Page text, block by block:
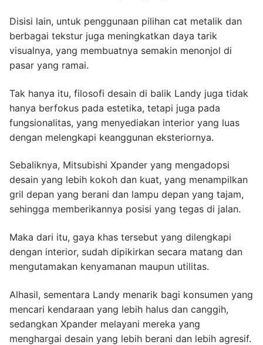
Disisi lain, untuk penggunaan pilihan cat metalik dan
berbagai tekstur juga meningkatkan daya tarik
visualnya, yang membuatnya semakin menonjol di
pasar yang ramai.
Tak hanya itu, filosofi desain di balik Landy juga tidak
hanya berfokus pada estetika, tetapi juga pada
fungsionalitas, yang menyediakan interior yang luas
dengan melengkapi keanggunan eksteriornya.
Sebaliknya, Mitsubishi Xpander yang mengadopsi
desain yang lebih kokoh dan kuat, yang menampilkan
gril depan yang berani dan lampu depan yang tajam,
sehingga memberikannya posisi yang tegas di jalan.
Maka dari itu, gaya khas tersebut yang dilengkapi
dengan interior, sudah dipikirkan secara matang dan
mengutamakan kenyamanan maupun utilitas.
Alhasil, sementara Landy menarik bagi konsumen yang
mencari kendaraan yang lebih halus dan canggih,
sedangkan Xpander melayani mereka yang
menghargai desain yang lebih berani dan lebih agresif.